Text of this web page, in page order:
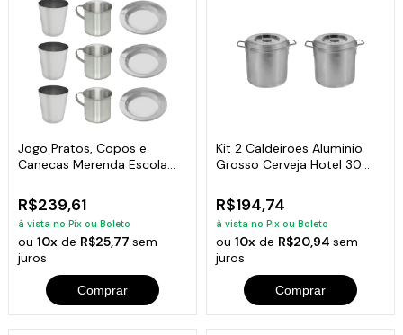
Jogo Pratos, Copos e
Canecas Merenda Escola
R$239,61
à vista no Pix ou Boleto
ou10x de R$25,77sem
juros
Comprar
Kit 2 Caldeirões Aluminio
Grosso Cerveja Hotel 30
R$194,74
à vista no Pix ou Boleto
ou 10xde R$20,94 sem
juros
Comprar